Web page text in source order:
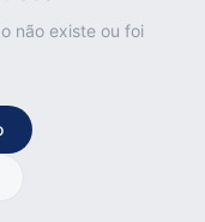
não existe ou foi